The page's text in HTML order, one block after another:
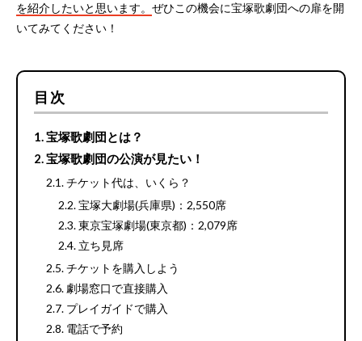
を紹介したいと思います。 ぜひこの機会に宝塚歌劇団への扉を開
いてみてください！
目次
宝塚歌劇団とは？
宝塚歌劇団の公演が見たい！
チケット代は、いくら？
宝塚大劇場(兵庫県)：2,550席
東京宝塚劇場(東京都)：2,079席
立ち見席
チケットを購入しよう
劇場窓口で直接購入
プレイガイドで購入
電話で予約